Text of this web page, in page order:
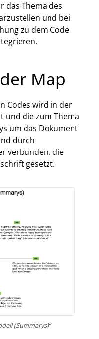
das Thema des
und bei
zu dem Code
Map
Codes wird in der
und die zum Thema
um das Dokument
durch
verbunden, die
gesetzt.
(Summarys)“